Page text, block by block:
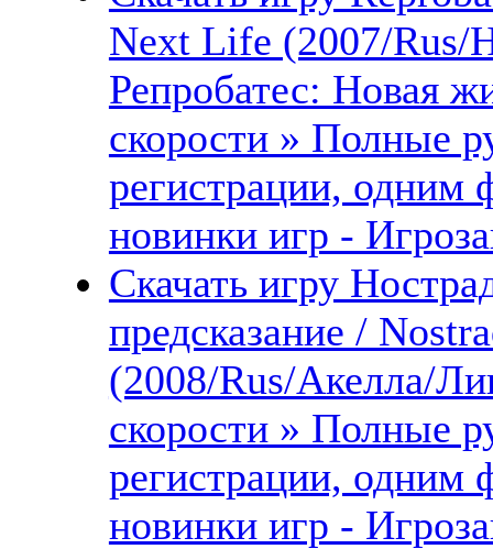
Next Life (2007/Rus/
Репробатес: Новая
скорости » Полные
регистрации, одним
новинки игр -
Скачать игру
предсказание /
(2008/Rus/Акелла/
скорости » Полные
регистрации, одним
новинки игр -